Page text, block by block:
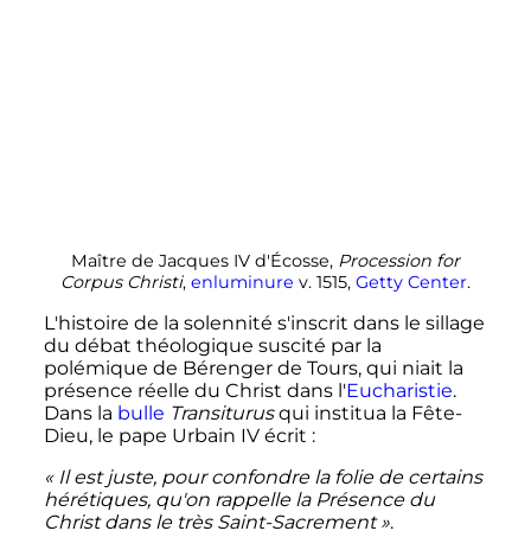
Maître de Jacques IV d'Écosse, Procession for
Corpus Christi, enluminure v. 1515, Getty Center.
L'histoire de la solennité s'inscrit dans le sillage
du débat théologique suscité par la
polémique de Bérenger de Tours, qui niait la
présence réelle du Christ dans l'Eucharistie.
Dans la bulle Transiturusqui institua la Fête-
Dieu, le pape Urbain IV écrit :
« Il est juste, pour confondre la folie de certains
hérétiques, qu'on rappelle la Présence du
Christ dans le très Saint-Sacrement ».